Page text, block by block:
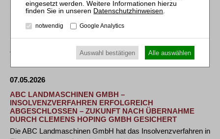
11.05.2026
LUTHER BERÄT UNTERNEHMENSGRUPPE THEO
MÜLLER BEIM ERWERB VON BERIEF FOOD
Theo Müller hat die Übernahme der Berief …
07.05.2026
ABC LANDMASCHINEN GMBH –
INSOLVENZVERFAHREN ERFOLGREICH
ABGESCHLOSSEN – ZUKUNFT NACH ÜBERNAHME
DURCH CLEMENS HOPING GMBH GESICHERT
Die ABC Landmaschinen GmbH hat das Insolvenzverfahren in
Datenschutzhinweisen
notwendig Google Analytics
Auswahl bestätigen Alle auswählen